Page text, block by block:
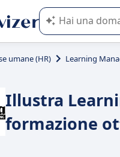
L'IA di Appvizer
umane (HR) Learning
Illustra
formazione